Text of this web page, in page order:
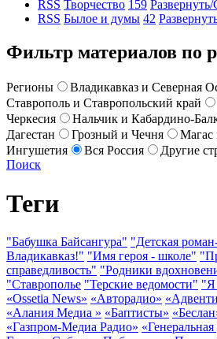
RSS Творчество 159
RSS Былое и думы 42
Фильтр материалов по
Регионы
Владикавказ и Северная
Ставрополь и Ставропольский край
Черкесия
Нальчик и Кабардино-
Дагестан
Грозный и Чечня
Магас
Ингушетия
Вся Россия Другие
Поиск
Теги
"Бабушка Байсангура" "Детская
Владикавказ!" "Имя героя - школе"
справедливость" "Родники
"Ставрополье "Терские ведомости" "Я
«Ossetia News» «Авторадио»
«Алания Медиа » «Баптисты»
«Газпром-Медиа Радио»